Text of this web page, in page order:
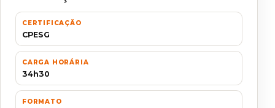
CERTIFICAÇÃO
CPESG
CARGA HORÁRIA
34h30
FORMATO